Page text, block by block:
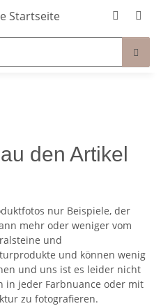
den Artikel
nur Beispiele, der
mehr oder weniger vom
und
und können wenig
und uns ist es leider nicht
in jeder Farbnuance oder mit
zu fotografieren.